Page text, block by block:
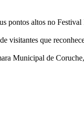
pontos altos no
visitantes que
Municipal de